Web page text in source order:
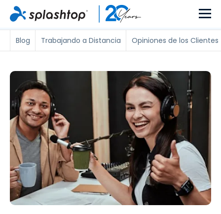
Blog Trabajando a Distancia Opiniones de los Clientes